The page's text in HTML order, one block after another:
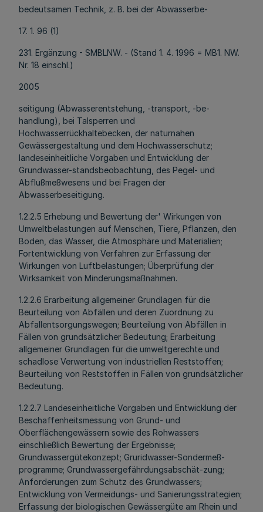
bedeutsamen Technik, z. B. bei der Abwasserbe-
17. 1. 96 (1)
231. Ergänzung - SMBLNW. - (Stand 1. 4. 1996 = MB1. NW.
Nr. 18 einschl.)
2005
seitigung (Abwasserentstehung, -transport, -be-
handlung), bei Talsperren und
Hochwasserrückhaltebecken, der naturnahen
Gewässergestaltung und dem Hochwasserschutz;
landeseinheitliche Vorgaben und Entwicklung der
Grundwasser-standsbeobachtung, des Pegel- und
Abflußmeßwesens und bei Fragen der
Abwasserbeseitigung.
1.2.2.5 Erhebung und Bewertung der' Wirkungen von
Umweltbelastungen auf Menschen, Tiere, Pflanzen, den
Boden, das Wasser, die Atmosphäre und Materialien;
Fortentwicklung von Verfahren zur Erfassung der
Wirkungen von Luftbelastungen; Überprüfung der
Wirksamkeit von Minderungsmaßnahmen.
1.2.2.6 Erarbeitung allgemeiner Grundlagen für die
Beurteilung von Abfällen und deren Zuordnung zu
Abfallentsorgungswegen; Beurteilung von Abfällen in
Fällen von grundsätzlicher Bedeutung; Erarbeitung
allgemeiner Grundlagen für die umweltgerechte und
schadlose Verwertung von industriellen Reststoffen;
Beurteilung von Reststoffen in Fällen von grundsätzlicher
Bedeutung.
1.2.2.7 Landeseinheitliche Vorgaben und Entwicklung der
Beschaffenheitsmessung von Grund- und
Oberflächengewässern sowie des Rohwassers
einschließlich Bewertung der Ergebnisse;
Grundwassergütekonzept; Gruridwasser-Sondermeß-
programme; Grundwassergefährdungsabschät-zung;
Anforderungen zum Schutz des Grundwassers;
Entwicklung von Vermeidungs- und Sanierungsstrategien;
Erfassung der biologischen Gewässergüte am Rhein und